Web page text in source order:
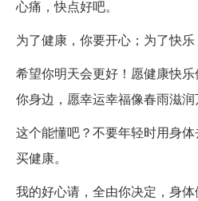
心痛，快点好吧。
为了健康，你要开心；为了快乐
希望你明天会更好！愿健康快
你身边，愿幸运幸福像春雨滋润
这个能懂吧？不要年轻时用身
买健康。
我的好心请，全由你决定，身